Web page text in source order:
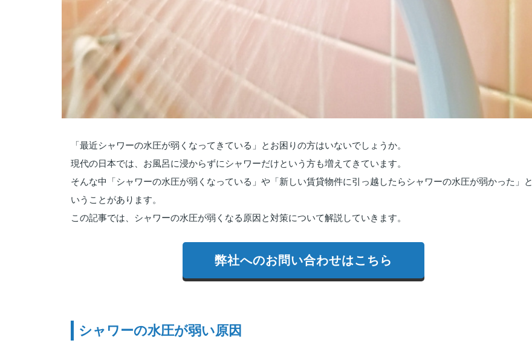
「最近シャワーの水圧が弱くなってきている」とお困りの方はいないでしょうか。
現代の日本では、お風呂に浸からずにシャワーだけという方も増えてきています。
そんな中「シャワーの水圧が弱くなっている」や「新しい賃貸物件に引っ越したらシャワーの水圧が弱かった」と
いうことがあります。
この記事では、シャワーの水圧が弱くなる原因と対策について解説していきます。
弊社へのお問い合わせはこちら
シャワーの水圧が弱い原因